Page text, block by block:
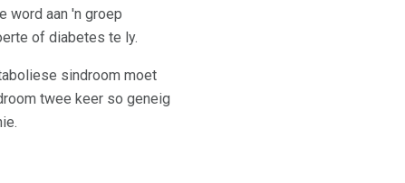
word aan 'n groep
of diabetes te ly.
sindroom moet
twee keer so geneig